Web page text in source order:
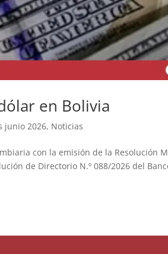
en Bolivia
junio 2026, Noticias
con la emisión de la Resolución
de Directorio N.º 088/2026 del